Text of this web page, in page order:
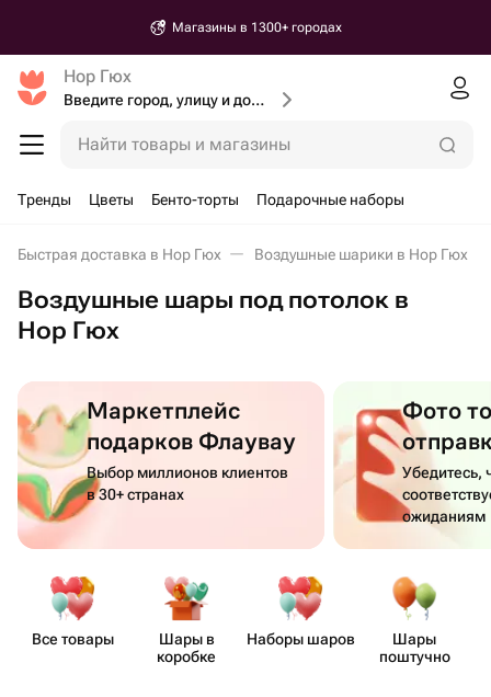
Магазины в 1300+ городах
Нор Гюх
Введите город, улицу и дом доставки
Найти товары и магазины
Тренды Цветы Бенто-торты Подарочные наборы
Быстрая доставка в Нор Гюх Воздушные шарики в Нор Гюх
Воздушные шары под потолок в
Нор Гюх
Маркетплейс
подарков Флаувау
Выбор миллионов клиентов
в 30+ странах
Фото
Убедитесь,
ожиданиям
Все товары
Шары в
коробке
Наборы шаров
Шары
поштучно